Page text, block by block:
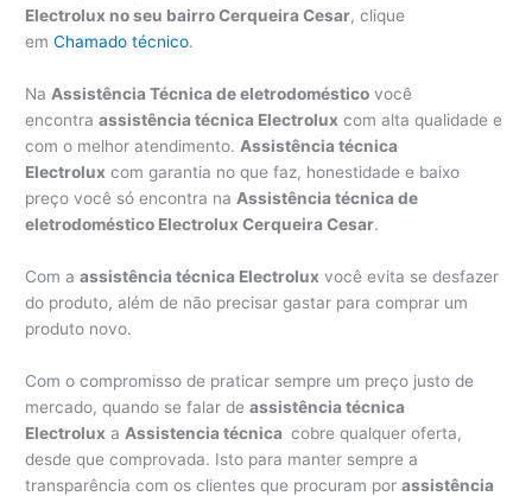
Electrolux no seu bairro Cerqueira Cesar, clique
emChamado técnico.
Na Assistência Técnica de eletrodoméstico você
encontraassistência técnica Electrolux com alta qualidade e
com o melhor atendimento. Assistência técnica
Electrolux com garantia no que faz, honestidade e baixo
preço você só encontra na Assistência técnica de
eletrodoméstico Electrolux Cerqueira Cesar.
Com aassistência técnica Electrolux você evita se desfazer
do produto, além de não precisar gastar para comprar um
produto novo.
Com o compromisso de praticar sempre um preço justo de
mercado, quando se falar deassistência técnica
Electrolux a Assistencia técnica cobre qualquer oferta,
desde que comprovada. Isto para manter sempre a
transparência com os clientes que procuram porassistência